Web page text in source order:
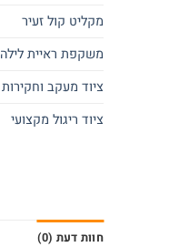
מקליט קול זעיר
משקפת ראיית לילה
ציוד מעקב וחקירות
ציוד ריגול מקצועי
חוות דעת (0)